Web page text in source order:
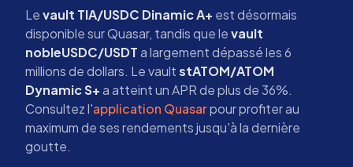
Levault TIA/USDC Dinamic A+ est désormais
disponible sur Quasar, tandis que levault
nobleUSDC/USDTa largement dépassé les 6
millions de dollars. Le vaultstATOM/ATOM
Dynamic S+a atteint un APR de plus de 36%.
Consultez l'application Quasarpour profiter au
maximum de ses rendements jusqu'à la dernière
goutte.